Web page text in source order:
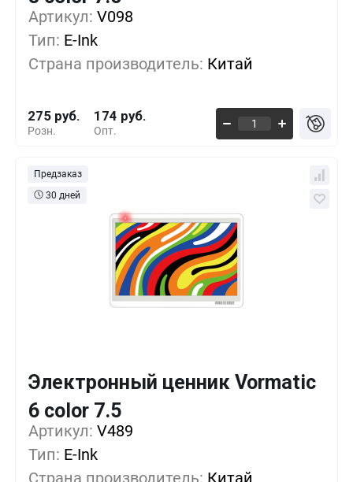
Артикул: V098
Тип: E-Ink
Страна производитель: Китай
Розн.
275 руб.
Опт.
174 руб.
1+ 0%
100+
500+ -30%
Предзаказ
30 дней
Электронный ценник Vormatic
6 color 7.5
Артикул: V489
Тип: E-Ink
1+ 0%
100+